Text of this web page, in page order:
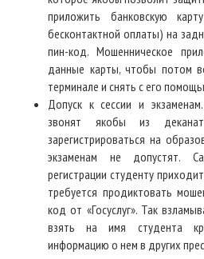
приложить банковскую
бесконтактной оплаты) на
пин-код. Мошенническое
данные карты, чтобы потом
терминале и снять с его
Допуск к сессии и
звонят якобы из
зарегистрироваться на
экзаменам не допустят.
регистрации студенту
требуется продиктовать
код от «Госуслуг». Так
взять на имя студента
информацию о нем в других